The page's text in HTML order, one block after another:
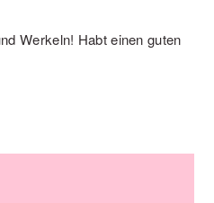
Werkeln! Habt einen guten